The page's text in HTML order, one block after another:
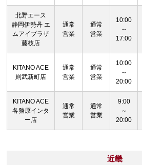
北野エース
静岡伊勢丹 エ
ムアイプラザ
藤枝店
通常
営業
通常
営業
10:00
～
17:00
KITANO ACE
則武新町店
通常
営業
通常
営業
10:00
～
20:00
KITANO ACE
各務原インタ
ー店
通常
営業
通常
営業
9:00
～
20:00
近畿